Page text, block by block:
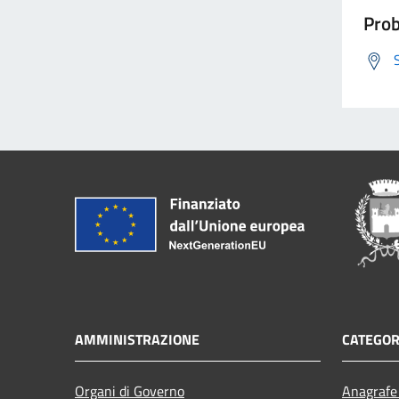
AMMINISTRAZIONE
Organi di Governo